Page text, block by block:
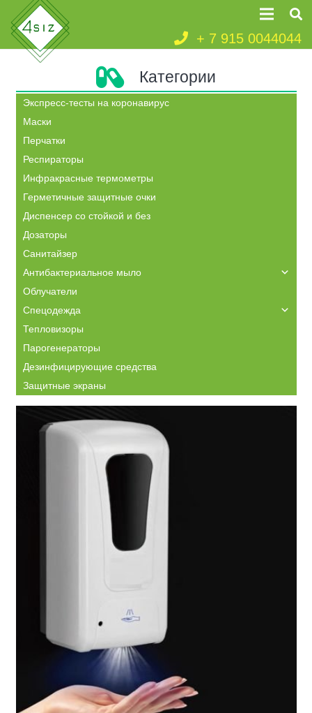
+ 7 915 0044044
Категории
Экспресс-тесты на коронавирус
Маски
Перчатки
Респираторы
Инфракрасные термометры
Герметичные защитные очки
Диспенсер со стойкой и без
Дозаторы
Санитайзер
Антибактериальное мыло
Облучатели
Спецодежда
Тепловизоры
Парогенераторы
Дезинфицирующие средства
Защитные экраны